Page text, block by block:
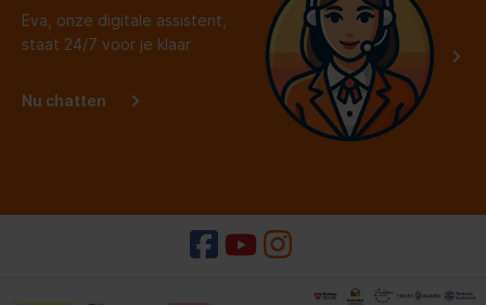
Eva, onze digitale assistent,
staat 24/7 voor je klaar
Nu chatten